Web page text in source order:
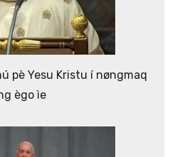
pè Yesu Kristu í nøngmaq
ègo ìe